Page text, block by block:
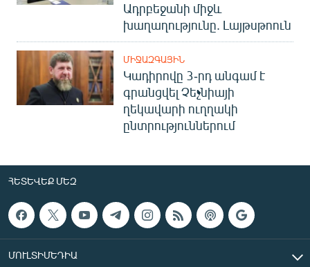
Ադրբեջանի միջև
խաղաղությունը. Լայթսթոուն
ՄԻՋԱԶԳԱՅԻՆ
Կադիրովը 3-րդ անգամ է
գրանցվել Չեչնիայի
ղեկավարի ուղղակի
ընտրություններում
ՀԵՏԵՎԵՔ ՄԵԶ
ՄՈՒԼՏԻՄԵԴԻԱ